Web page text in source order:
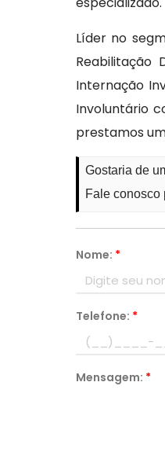
Líder no
Reabilitação
Internação
Involuntário
prestamos
Gostaria de
Fale conosco
Nome: *
Telefone: *
Mensagem: *